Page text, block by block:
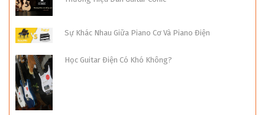
Sự Khác Nhau Giữa Piano Cơ Và Piano Điện
Học Guitar Điện Có Khó Không?